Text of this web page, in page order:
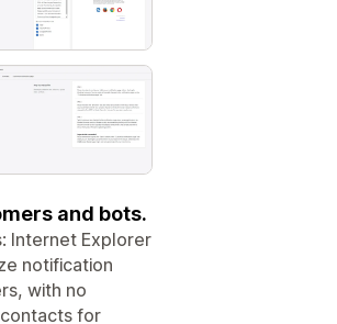
and bots.
Internet Explorer
notification
with no
for